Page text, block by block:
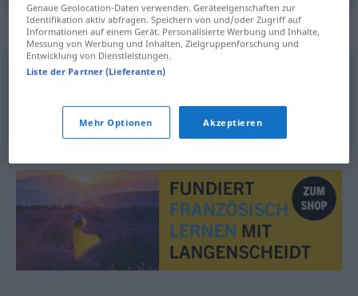
Synonyme für "Recke"
© OpenThesaurus.de
Genaue Geolocation-Daten verwenden. Geräteeigenschaften zur
Identifikation aktiv abfragen. Speichern von und/oder Zugriff auf
Informationen auf einem Gerät. Personalisierte Werbung und Inhalte,
Messung von Werbung und Inhalten, Zielgruppenforschung und
Entwicklung von Dienstleistungen.
Liste der Partner (Lieferanten)
Mehr Optionen Akzeptieren